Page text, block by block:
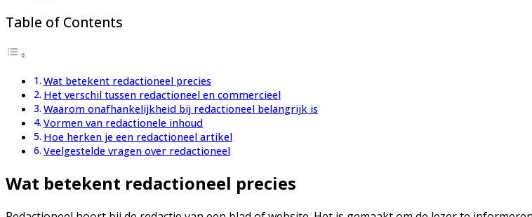
Table of Contents
Wat betekent redactioneel precies
Het verschil tussen redactioneel en commercieel
Waarom onafhankelijkheid bij redactioneel belangrijk is
Vormen van redactionele inhoud
Hoe herken je een redactioneel artikel
Veelgestelde vragen over redactioneel
Wat betekent redactioneel precies